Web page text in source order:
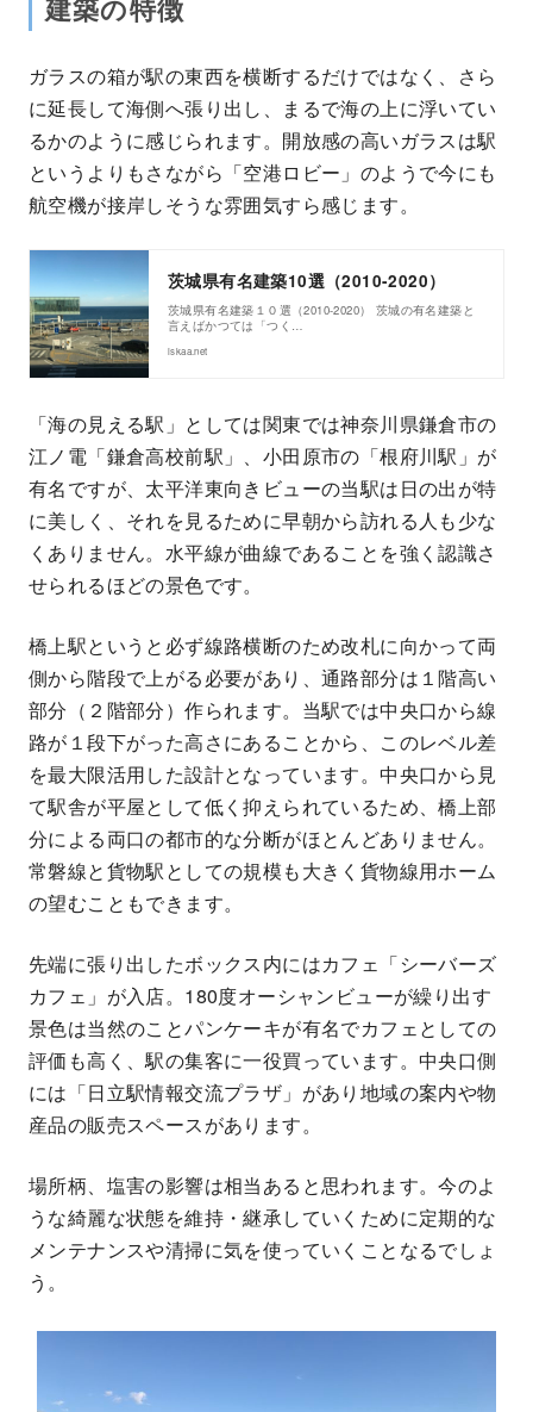
建築の特徴
ガラスの箱が駅の東西を横断するだけではなく、さら
に延長して海側へ張り出し、まるで海の上に浮いてい
るかのように感じられます。開放感の高いガラスは駅
というよりもさながら「空港ロビー」のようで今にも
航空機が接岸しそうな雰囲気すら感じます。
茨城県有名建築10選（2010-2020）
茨城県有名建築１０選（2010-2020） 茨城の有名建築と
言えばかつては「つく…
iskaa.net
「海の見える駅」としては関東では神奈川県鎌倉市の
江ノ電「鎌倉高校前駅」、小田原市の「根府川駅」が
有名ですが、太平洋東向きビューの当駅は日の出が特
に美しく、それを見るために早朝から訪れる人も少な
くありません。水平線が曲線であることを強く認識さ
せられるほどの景色です。
橋上駅というと必ず線路横断のため改札に向かって両
側から階段で上がる必要があり、通路部分は１階高い
部分（２階部分）作られます。当駅では中央口から線
路が１段下がった高さにあることから、このレベル差
を最大限活用した設計となっています。中央口から見
て駅舎が平屋として低く抑えられているため、橋上部
分による両口の都市的な分断がほとんどありません。
常磐線と貨物駅としての規模も大きく貨物線用ホーム
の望むこともできます。
先端に張り出したボックス内にはカフェ「シーバーズ
カフェ」が入店。180度オーシャンビューが繰り出す
景色は当然のことパンケーキが有名でカフェとしての
評価も高く、駅の集客に一役買っています。中央口側
には「日立駅情報交流プラザ」があり地域の案内や物
産品の販売スペースがあります。
場所柄、塩害の影響は相当あると思われます。今のよ
うな綺麗な状態を維持・継承していくために定期的な
メンテナンスや清掃に気を使っていくことなるでしょ
う。